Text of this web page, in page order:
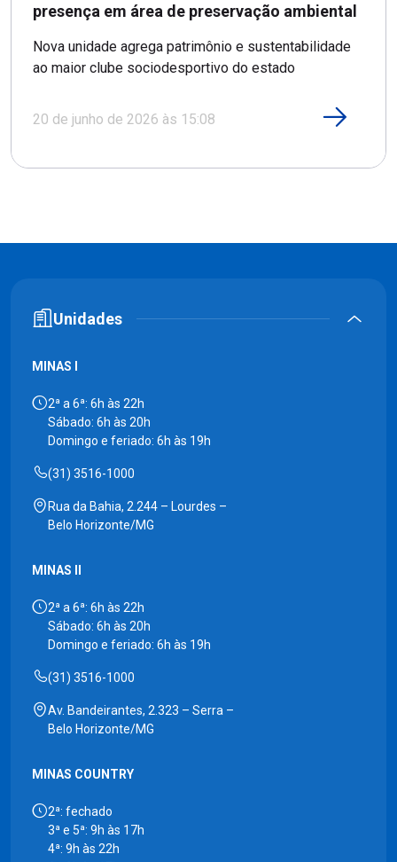
presença em área de preservação ambiental
Nova unidade agrega patrimônio e sustentabilidade
ao maior clube sociodesportivo do estado
20 de junho de 2026 às 15:08
Unidades
MINAS I
2ª a 6ª: 6h às 22h
Sábado: 6h às 20h
Domingo e feriado: 6h às 19h
(31) 3516-1000
Rua da Bahia, 2.244 – Lourdes –
Belo Horizonte/MG
MINAS II
2ª a 6ª: 6h às 22h
Sábado: 6h às 20h
Domingo e feriado: 6h às 19h
(31) 3516-1000
Av. Bandeirantes, 2.323 – Serra –
Belo Horizonte/MG
MINAS COUNTRY
2ª: fechado
3ª e 5ª: 9h às 17h
4ª: 9h às 22h